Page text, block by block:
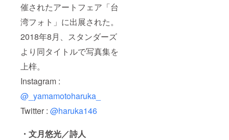
催されたアートフェア「台
湾フォト」に出展された。
2018年8月、スタンダーズ
より同タイトルで写真集を
上梓。
Instagram :
@_yamamotoharuka_
Twitter : @haruka146
・文月悠光／詩人